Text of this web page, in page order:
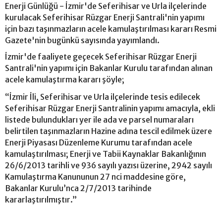
Enerji Günlüğü - İzmir'de Seferihisar ve Urla ilçelerinde
kurulacak Seferihisar Rüzgar Enerji Santrali'nin yapımı
için bazı taşınmazların acele kamulaştırılması kararı Resmi
Gazete'nin bugünkü sayısında yayımlandı.
İzmir'de faaliyete geçecek Seferihisar Rüzgar Enerji
Santrali'nin yapımı için Bakanlar Kurulu tarafından alınan
acele kamulaştırma kararı şöyle;
“İzmir İli, Seferihisar ve Urla ilçelerinde tesis edilecek
Seferihisar Rüzgar Enerji Santralinin yapımı amacıyla, ekli
listede bulundukları yer ile ada ve parsel numaraları
belirtilen taşınmazların Hazine adına tescil edilmek üzere
Enerji Piyasası Düzenleme Kurumu tarafından acele
kamulaştırılması; Enerji ve Tabii Kaynaklar Bakanlığının
26/6/2013 tarihli ve 936 sayılı yazısı üzerine, 2942 sayılı
Kamulaştırma Kanununun 27 nci maddesine göre,
Bakanlar Kurulu’nca 2/7/2013 tarihinde
kararlaştırılmıştır.”